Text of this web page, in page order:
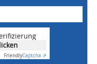
FriendlyCaptcha ⇗